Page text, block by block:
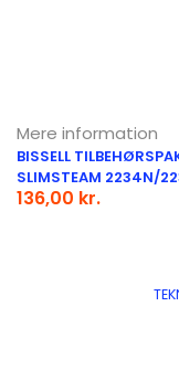
Mere information
BISSELL
SLIMSTEAM 2234N/
136,00 kr.